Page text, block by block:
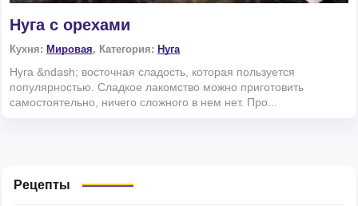
Нуга с орехами
Кухня: Мировая, Категория: Нуга
Нуга &ndash; восточная сладость, которая пользуется
популярностью. Сладкое лакомство можно приготовить
самостоятельно, ничего сложного в нем нет. Про...
Рецепты